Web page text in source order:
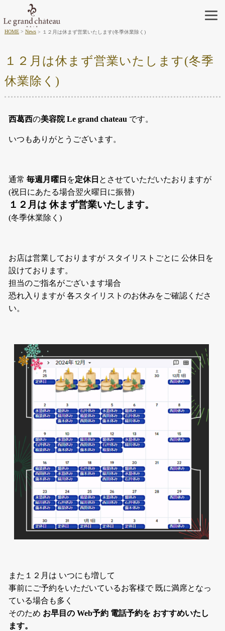
HOME News １２月は休まず営業いたします(冬季休業除く)
１２月は休まず営業いたします(冬季
休業除く)
西葛西の美容院 Le grand chateau です。
いつもありがとうございます。
通常毎週月曜日 を定休日 とさせていただいたおりますが
(祝日にあたる場合翌火曜日に振替)
１２月は 休まず営業いたします。
(冬季休業除く)
お店は営業しておりますが スタイリストごとに 公休日を
設けております。
担当のご指名がございます場合
恐れ入りますが 各スタイリストのお休みをご確認くださ
い。
また１２月は いつにも増して
事前にご予約をいただいているお客様で 既に満席となっ
ている場合も多く
そのため お早目の Web予約 電話予約を おすすめいたし
ます。